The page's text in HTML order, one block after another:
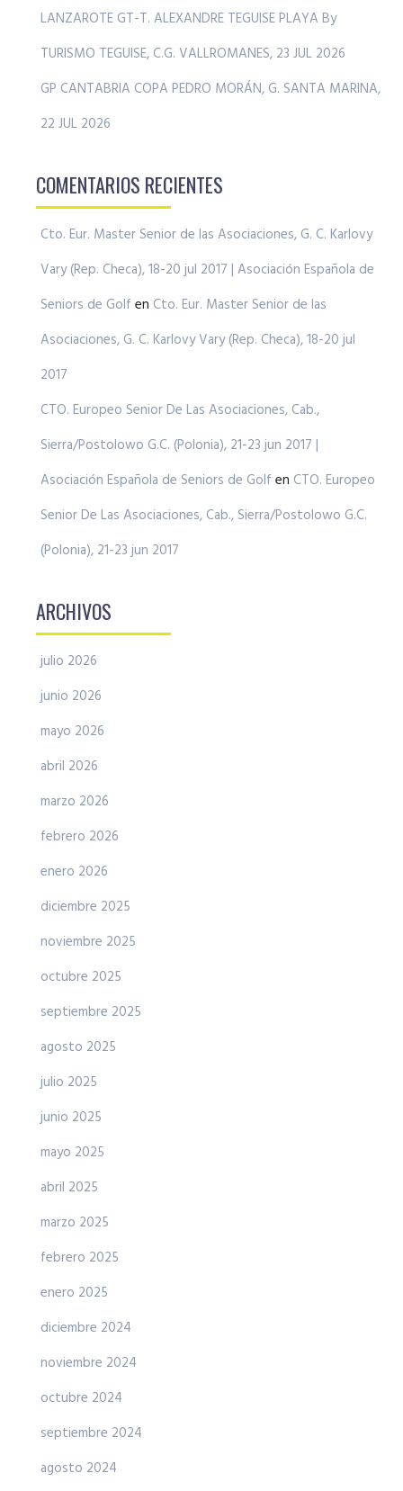
LANZAROTE GT-T. ALEXANDRE TEGUISE PLAYA By
TURISMO TEGUISE, C.G. VALLROMANES, 23 JUL 2026
GP CANTABRIA COPA PEDRO MORÁN, G. SANTA MARINA,
22 JUL 2026
COMENTARIOS RECIENTES
Cto. Eur. Master Senior de las Asociaciones, G. C. Karlovy
Vary (Rep. Checa), 18-20 jul 2017 | Asociación Española de
Seniors de Golf en Cto. Eur. Master Senior de las
Asociaciones, G. C. Karlovy Vary (Rep. Checa), 18-20 jul
2017
CTO. Europeo Senior De Las Asociaciones, Cab.,
Sierra/Postolowo G.C. (Polonia), 21-23 jun 2017 |
Asociación Española de Seniors de Golf en CTO. Europeo
Senior De Las Asociaciones, Cab., Sierra/Postolowo G.C.
(Polonia), 21-23 jun 2017
ARCHIVOS
julio 2026
junio 2026
mayo 2026
abril 2026
marzo 2026
febrero 2026
enero 2026
diciembre 2025
noviembre 2025
octubre 2025
septiembre 2025
agosto 2025
julio 2025
junio 2025
mayo 2025
abril 2025
marzo 2025
febrero 2025
enero 2025
diciembre 2024
noviembre 2024
octubre 2024
septiembre 2024
agosto 2024